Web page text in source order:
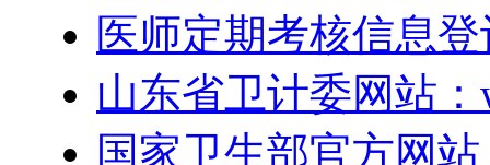
医师定期考核信息
山东省卫计委网站：
国家卫生部官方网站